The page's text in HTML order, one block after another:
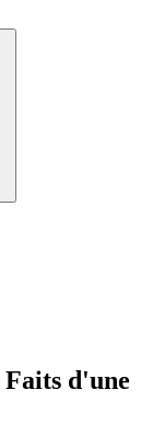
Faits d'une